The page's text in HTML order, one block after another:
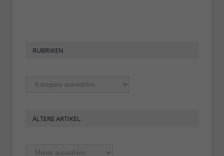
RUBRIKEN
Rubriken
ÄLTERE ARTIKEL
Ältere